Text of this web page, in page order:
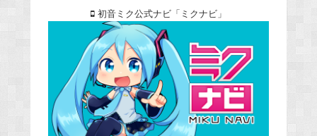
初音ミク公式ナビ「ミクナビ」